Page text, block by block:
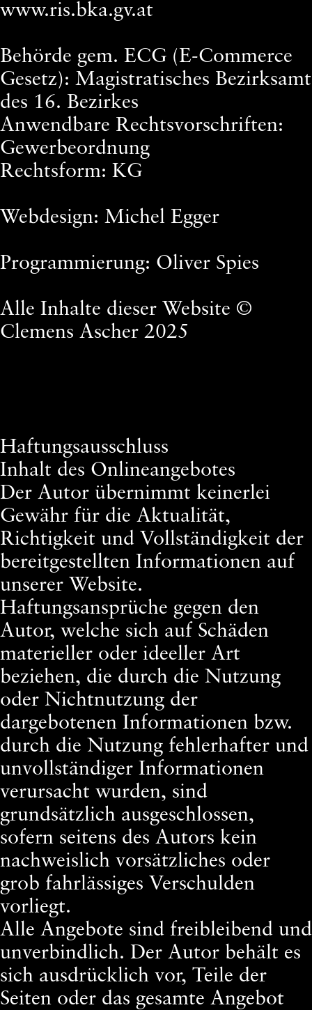
www.ris.bka.gv.at
Behörde gem. ECG (E-Commerce
Gesetz): Magistratisches Bezirksamt
des 16. Bezirkes
Anwendbare Rechtsvorschriften:
Gewerbeordnung
Rechtsform: KG
Webdesign: Michel Egger
Programmierung: Oliver Spies
Alle Inhalte dieser Website ©
Clemens Ascher 2025
Haftungsausschluss
Inhalt des Onlineangebotes
Der Autor übernimmt keinerlei
Gewähr für die Aktualität,
Richtigkeit und Vollständigkeit der
bereitgestellten Informationen auf
unserer Website.
Haftungsansprüche gegen den
Autor, welche sich auf Schäden
materieller oder ideeller Art
beziehen, die durch die Nutzung
oder Nichtnutzung der
dargebotenen Informationen bzw.
durch die Nutzung fehlerhafter und
unvollständiger Informationen
verursacht wurden, sind
grundsätzlich ausgeschlossen,
sofern seitens des Autors kein
nachweislich vorsätzliches oder
grob fahrlässiges Verschulden
vorliegt.
Alle Angebote sind freibleibend und
unverbindlich. Der Autor behält es
sich ausdrücklich vor, Teile der
Seiten oder das gesamte Angebot